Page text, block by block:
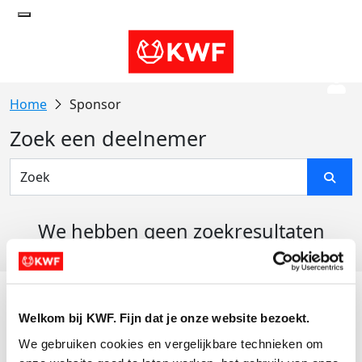
Welkom bij KWF. Fijn dat je onze website bezoekt.
We gebruiken cookies en vergelijkbare technieken om
Sponsor
Zoek een deelnemer
We hebben geen zoekresultaten
Actiematerialen
Evenementen